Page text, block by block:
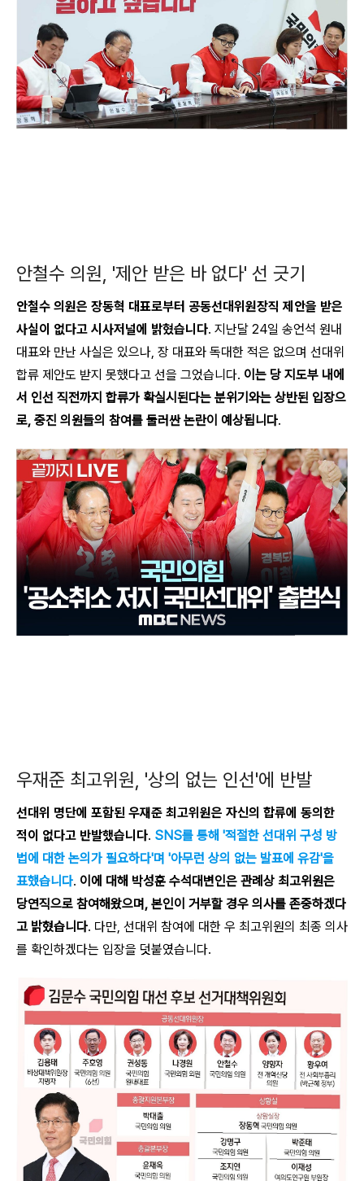
안철수 의원, '제안 받은 바 없다' 선 긋기
안철수 의원은 장동혁 대표로부터 공동선대위원장직 제안을 받은
사실이 없다고 시사저널에 밝혔습니다. 지난달 24일 송언석 원내
대표와 만난 사실은 있으나, 장 대표와 독대한 적은 없으며 선대위
합류 제안도 받지 못했다고 선을 그었습니다. 이는 당 지도부 내에
서 인선 직전까지 합류가 확실시된다는 분위기와는 상반된 입장으
로, 중진 의원들의 참여를 둘러싼 논란이 예상됩니다.
우재준 최고위원, '상의 없는 인선'에 반발
선대위 명단에 포함된 우재준 최고위원은 자신의 합류에 동의한
적이 없다고 반발했습니다. SNS를 통해 '적절한 선대위 구성 방
법에 대한 논의가 필요하다'며 '아무런 상의 없는 발표에 유감'을
표했습니다. 이에 대해 박성훈 수석대변인은 관례상 최고위원은
당연직으로 참여해왔으며, 본인이 거부할 경우 의사를 존중하겠다
고 밝혔습니다. 다만, 선대위 참여에 대한 우 최고위원의 최종 의사
를 확인하겠다는 입장을 덧붙였습니다.